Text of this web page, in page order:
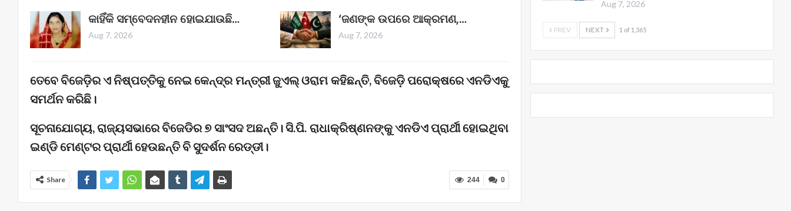
କାହିଁକି ସମ୍ବେଦନହୀନ ହୋଇଯାଉଛି…
Aug 7, 2026
‘ଜଣଙ୍କ ଉପରେ ଆକ୍ରମଣ,…
Aug 7, 2026
ତେବେ ବିଜେଡ଼ିର ଏ ନିଷ୍ପତ୍ତିକୁ ନେଇ କେନ୍ଦ୍ର ମନ୍ତ୍ରୀ ଜୁଏଲ୍ ଓରାମ କହିଛନ୍ତି, ବିଜେଡ଼ି ପରୋକ୍ଷରେ ଏନଡିଏକୁ
ସମର୍ଥନ କରିଛି।
ସୂଚନାଯୋଗ୍ୟ, ରାଜ୍ୟସଭାରେ ବିଜେଡିର ୭ ସାଂସଦ ଅଛନ୍ତି। ସି.ପି. ରାଧାକ୍ରିଷ୍ଣନଙ୍କୁ ଏନଡିଏ ପ୍ରାର୍ଥୀ ହୋଇଥିବା
ଇଣ୍ଡି ମେଣ୍ଟର ପ୍ରାର୍ଥୀ ହେଉଛନ୍ତି ବି ସୁଦର୍ଶନ ରେଡ୍ଡୀ।
0
244
Share
Aug 7, 2026
PREV NEXT 1 of 1,365